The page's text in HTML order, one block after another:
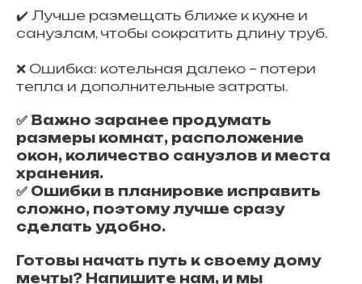
✔️ Лучше размещать ближе к кухне и
санузлам, чтобы сократить длину труб.
❌ Ошибка: котельная далеко – потери
тепла и дополнительные затраты.
✅ Важно заранее продумать
размеры комнат, расположение
окон, количество санузлов и места
хранения.
✅ Ошибки в планировке исправить
сложно, поэтому лучше сразу
сделать удобно.
Готовы начать путь к своему дому
мечты? Напишите нам, и мы